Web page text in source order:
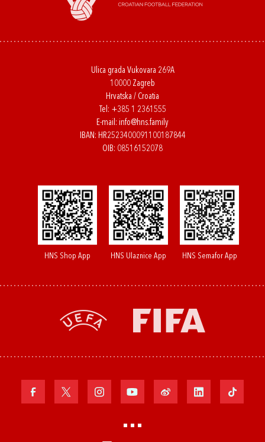
Ulica grada Vukovara 269A
10000 Zagreb
Hrvatska / Croatia
Tel: +385 1 2361555
E-mail: info@hns.family
IBAN: HR2523400091100187844
OIB: 08516152078
HNS Shop App HNS Ulaznice App HNS Semafor App